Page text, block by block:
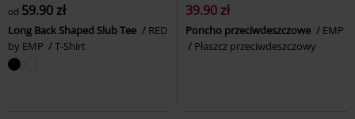
od 59.90 zł
Long Back Shaped Slub Tee
RED
by EMP
T-Shirt
39.90 zł
Poncho przeciwdeszczowe
EMP
Płaszcz przeciwdeszczowy